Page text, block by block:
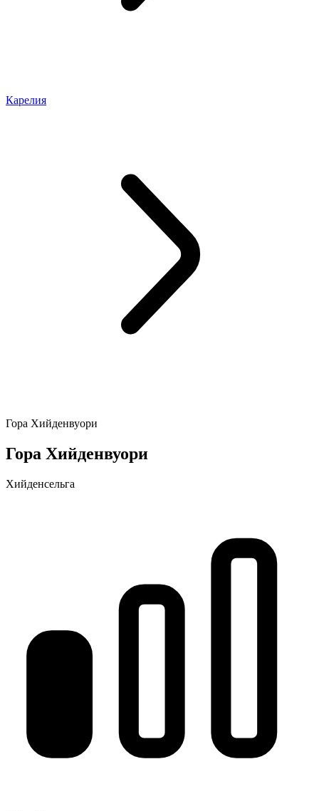
Карелия
Гора Хийденвуори
Гора Хийденвуори
Хийденсельга